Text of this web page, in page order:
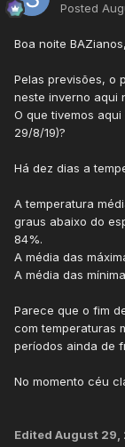
Posted
Boa noite BAZianos,
Pelas previsões, o
neste inverno aqui
O que tivemos
29/8/19)?
Há dez dias a
A temperatura
graus abaixo do
84%.
A média das
A média das
Parece que o fim
com temperaturas
períodos ainda de
No momento céu
Edited August 29,